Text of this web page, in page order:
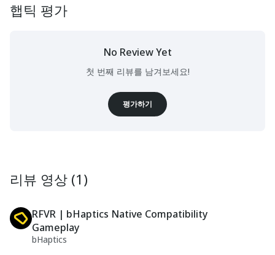
햅틱 평가
No Review Yet
첫 번째 리뷰를 남겨보세요!
평가하기
리뷰 영상 (1)
RFVR | bHaptics Native Compatibility
Gameplay
bHaptics